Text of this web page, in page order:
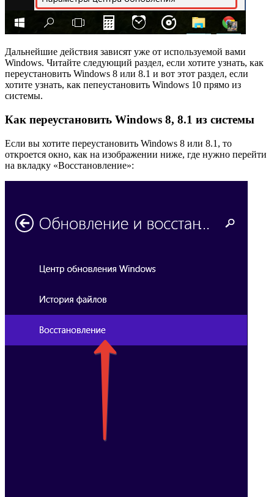
Дальнейшие действия зависят уже от используемой вами
Windows. Читайте следующий раздел, если хотите узнать, как
переустановить Windows 8 или 8.1 и вот этот раздел, если
хотите узнать, как пепеустановить Windows 10 прямо из
системы.
Как переустановить Windows 8, 8.1 из системы
Если вы хотите переустановить Windows 8 или 8.1, то
откроется окно, как на изображении ниже, где нужно перейти
на вкладку «Восстановление»: